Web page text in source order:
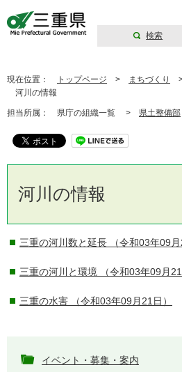
検索
現在位置： トップページ > まちづくり
河川の情報
担当所属： 県庁の組織一覧 > 県土整備部
河川の情報
三重の河川数と延長 （令和03年09月
三重の河川と環境 （令和03年09月21
三重の水害 （令和03年09月21日）
イベント・募集・案内